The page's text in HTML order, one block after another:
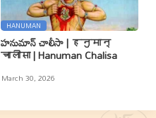
HANUMAN
హనుమాన్ చాలీసా | हनुमान्
चालीसा | Hanuman Chalisa
March 30, 2026